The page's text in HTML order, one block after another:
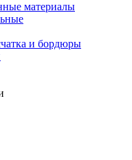
материалы
и бордюры